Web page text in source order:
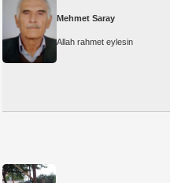
Mehmet Saray
Allah rahmet eylesin